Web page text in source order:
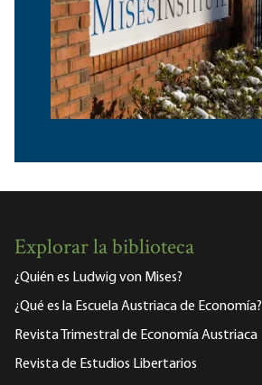
Explorar la biblioteca
¿Quién es Ludwig von Mises?
¿Qué es la Escuela Austriaca de Economía?
Revista Trimestral de Economía Austriaca
Revista de Estudios Libertarios